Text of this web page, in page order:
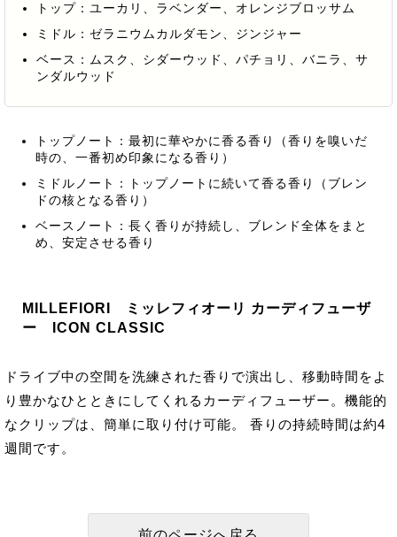
トップ：ユーカリ、ラベンダー、オレンジブロッサム
ミドル：ゼラニウムカルダモン、ジンジャー
ベース：ムスク、シダーウッド、パチョリ、バニラ、サ
ンダルウッド
トップノート：最初に華やかに香る香り（香りを嗅いだ
時の、一番初め印象になる香り）
ミドルノート：トップノートに続いて香る香り（ブレン
ドの核となる香り）
ベースノート：長く香りが持続し、ブレンド全体をまと
め、安定させる香り
MILLEFIORI ミッレフィオーリ カーディフューザ
ー ICON CLASSIC
ドライブ中の空間を洗練された香りで演出し、移動時間をよ
り豊かなひとときにしてくれるカーディフューザー。機能的
なクリップは、簡単に取り付け可能。 香りの持続時間は約4
週間です。